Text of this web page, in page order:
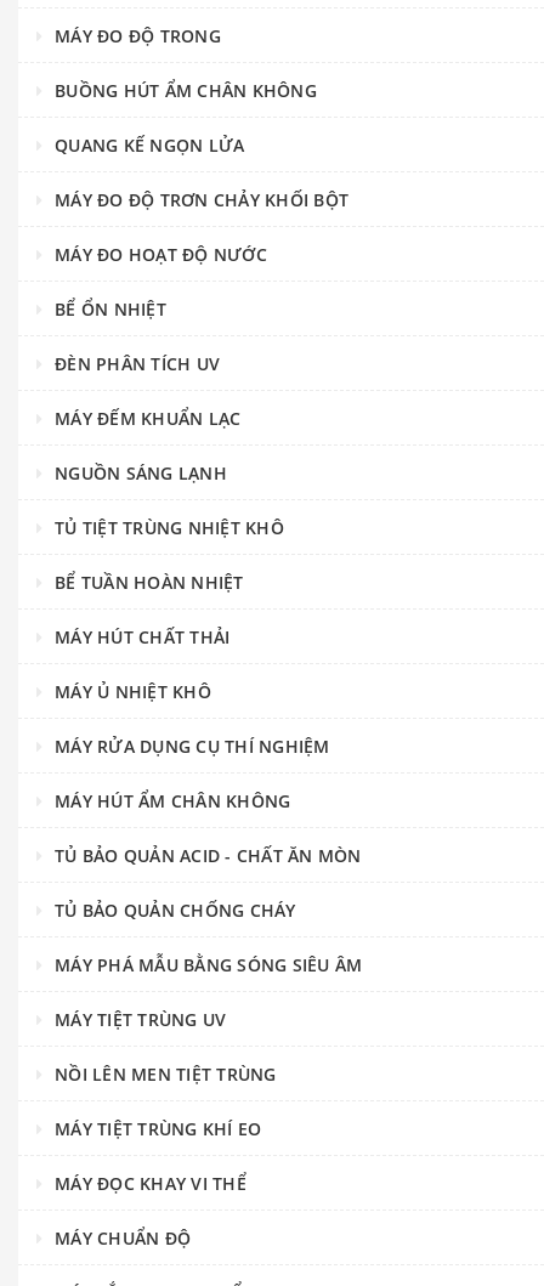
MÁY ĐO ĐỘ TRONG
BUỒNG HÚT ẨM CHÂN KHÔNG
QUANG KẾ NGỌN LỬA
MÁY ĐO ĐỘ TRƠN CHẢY KHỐI BỘT
MÁY ĐO HOẠT ĐỘ NƯỚC
BỂ ỔN NHIỆT
ĐÈN PHÂN TÍCH UV
MÁY ĐẾM KHUẨN LẠC
NGUỒN SÁNG LẠNH
TỦ TIỆT TRÙNG NHIỆT KHÔ
BỂ TUẦN HOÀN NHIỆT
MÁY HÚT CHẤT THẢI
MÁY Ủ NHIỆT KHÔ
MÁY RỬA DỤNG CỤ THÍ NGHIỆM
MÁY HÚT ẨM CHÂN KHÔNG
TỦ BẢO QUẢN ACID - CHẤT ĂN MÒN
TỦ BẢO QUẢN CHỐNG CHÁY
MÁY PHÁ MẪU BẰNG SÓNG SIÊU ÂM
MÁY TIỆT TRÙNG UV
NỒI LÊN MEN TIỆT TRÙNG
MÁY TIỆT TRÙNG KHÍ EO
MÁY ĐỌC KHAY VI THỂ
MÁY CHUẨN ĐỘ